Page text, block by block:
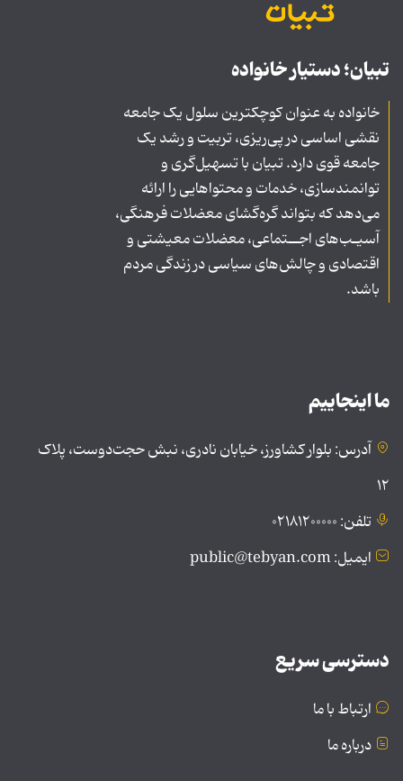
تبیان؛ دستیار خانواده
خانواده به عنوان کوچکترین سلول یک جامعه
نقشی اساسی در پی‌ریزی، تربیت و رشد یک
جامعه قوی دارد. تبیان با تسهیل‌گری و
توانمندسازی، خدمات و محتواهایی را ارائه
می‌دهد که بتواند گره‌گشای معضلات فرهنگی،
آسیـب‌های اجــتماعی، معضلات معیشتی و
اقتصادی و چالش‌های سیاسی در زندگی مردم
باشد.
ما اینجاییم
آدرس: بلوار کشاورز، خیابان نادری، نبش حجت‌دوست، پلاک
۱۲
تلفن: ۰۲۱۸۱۲۰۰۰۰۰
ایمیل: public@tebyan.com
دسترسی سریع
ارتباط با ما
درباره ما